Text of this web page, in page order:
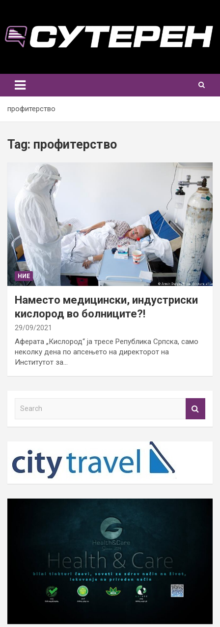
content
профитерство
Tag: профитерство
НИЕ
Наместо медицински, индустриски
кислород во болниците?!
29/09/2021
Аферата „Кислород“ ја тресе Република Српска, само
неколку дена по апсењето на директорот на
Институтот за…
h